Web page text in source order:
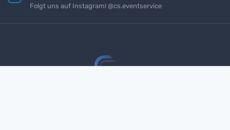
Folgt uns auf Instagram! @cs.eventservice